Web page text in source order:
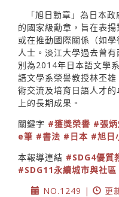
「旭日勳章」為日本
的國家級勳章，旨在表
或在推動國際關係（如
人士。淡江大學過去曾
別為2014年日本語文學
語文學系榮譽教授林丕
術交流及培育日語人才
上的長期成果。
關鍵字 #獲獎榮譽 #張炳
e筆 #書法 #日本 #旭日
本報導連結 #SDG4優質
#SDG11永續城市與社區
NO.1249 |
更